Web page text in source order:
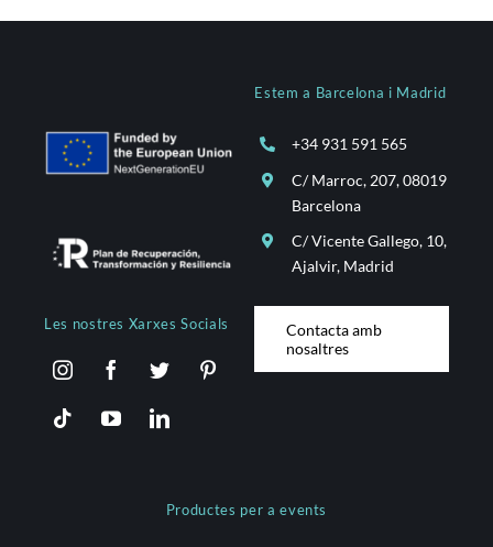
Les nostres Xarxes Socials
Estem a Barcelona i Madrid
+34 931 591 565
C/ Marroc, 207, 08019
Barcelona
C/ Vicente Gallego, 10,
Ajalvir, Madrid
Contacta amb
nosaltres
Productes per a events